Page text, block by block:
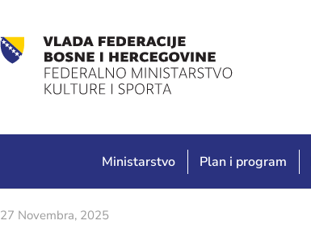
Ministarstvo Plan i program
27 Novembra, 2025